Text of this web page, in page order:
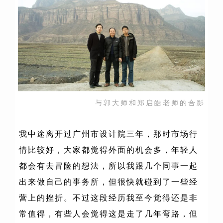
与郭大师和郑启皓老师的合影
我中途离开过广州市设计院三年，那时市场行
情比较好，大家都觉得外面的机会多，年轻人
都会有去冒险的想法，所以我跟几个同事一起
出来做自己的事务所，但很快就碰到了一些经
营上的挫折。不过这段经历我至今觉得还是非
常值得，有些人会觉得这是走了几年弯路，但